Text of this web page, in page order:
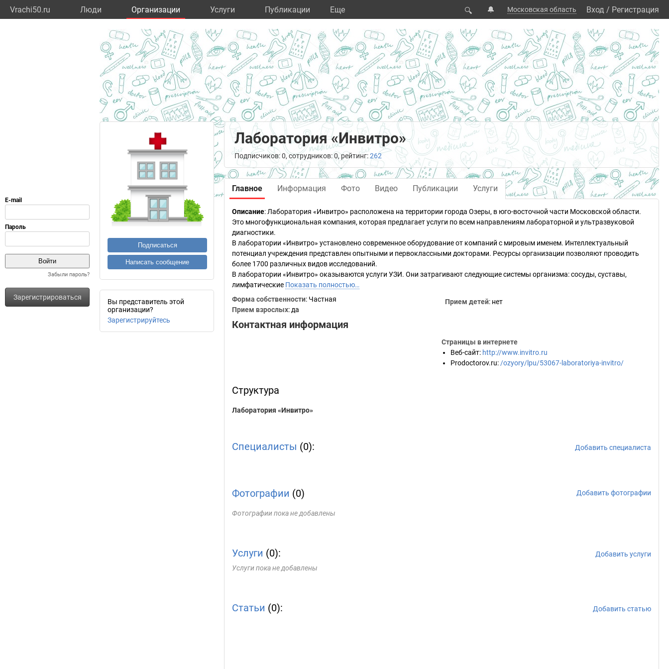
Vrachi50.ru Люди Организации Услуги Публикации Eще 🔍 🔔 Московская область Вход / Регистрация
Забыли пароль?
Зарегистрироваться
Подписаться
Написать сообщение
Вы представитель этой
организации?
Зарегистрируйтесь
Лаборатория «Инвитро»
Подписчиков: 0, сотрудников: 0, рейтинг:262
Главное Информация Фото Видео Публикации Услуги
Описание: Лаборатория «Инвитро» расположена на территории города Озеры, в юго-восточной части Московской области.
Это многофункциональная компания, которая предлагает услуги по всем направлениям лабораторной и ультразвуковой
диагностики.
В лаборатории «Инвитро» установлено современное оборудование от компаний с мировым именем. Интеллектуальный
потенциал учреждения представлен опытными и первоклассными докторами. Ресурсы организации позволяют проводить
более 1700 различных видов исследований.
В лаборатории «Инвитро» оказываются услуги УЗИ. Они затрагивают следующие системы организма: сосуды, суставы,
лимфатические Показать полностью…
Форма собственности: Частная
Прием взрослых: да
Прием детей: нет
Контактная информация
Страницы в интернете
Веб-сайт: http://www.invitro.ru
Prodoctorov.ru: /ozyory/lpu/53067-laboratoriya-invitro/
Структура
Лаборатория «Инвитро»
Специалисты (0): Добавить специалиста
Фотографии (0) Добавить фотографии
Фотографии пока не добавлены
Услуги (0):
Добавить услуги
Услуги пока не добавлены
Статьи (0): Добавить статью